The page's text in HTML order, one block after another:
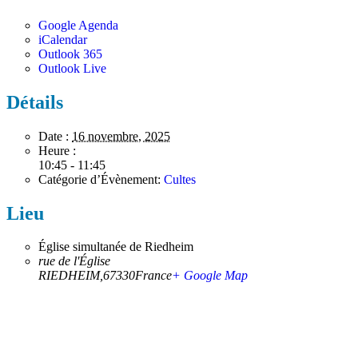
Google Agenda
iCalendar
Outlook 365
Outlook Live
Détails
Date : 16 novembre, 2025
Heure :
10:45 - 11:45
Catégorie d’Évènement: Cultes
Lieu
Église simultanée de Riedheim
rue de l'Église
RIEDHEIM,67330France+ Google Map